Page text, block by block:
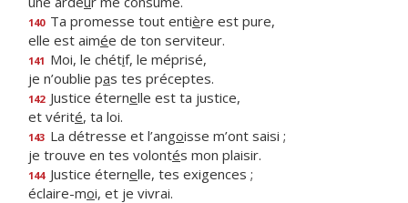
140 Ta promesse tout entière est pure,
elle est aimée de ton serviteur.
141 Moi, le chétif, le méprisé,
je n’oublie pas tes préceptes.
142 Justice éternelle est ta justice,
et vérité, ta loi.
143 La détresse et l’angoisse m’ont saisi ;
je trouve en tes volontés mon plaisir.
144 Justice éternelle, tes exigences ;
éclaire-moi, et je vivrai.